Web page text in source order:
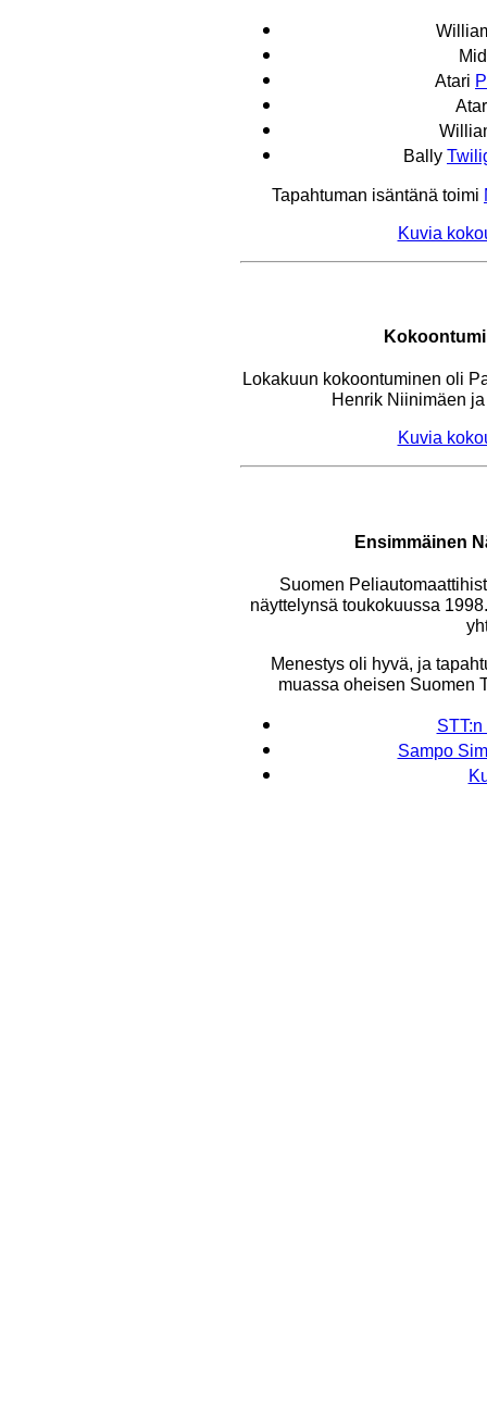
Atari
Bally
Tapahtuman isäntänä toimi
Kuvia
Lokakuun kokoontuminen oli
Henrik Niinimäen
Kuvia
Ensimmäinen
Suomen
näyttelynsä toukokuussa
Menestys oli hyvä, ja
muassa oheisen Suomen
Sampo